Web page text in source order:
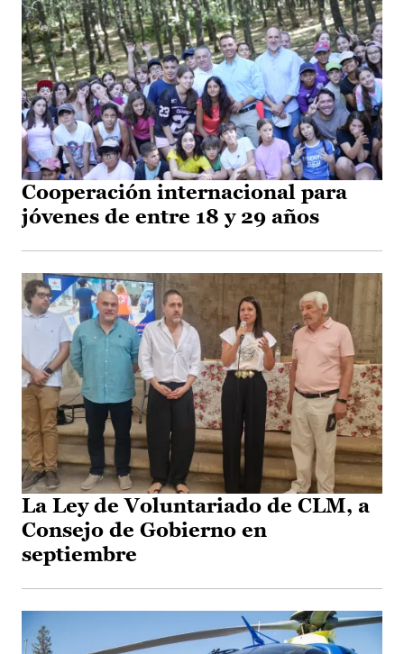
Cooperación internacional para
jóvenes de entre 18 y 29 años
La Ley de Voluntariado de CLM, a
Consejo de Gobierno en
septiembre